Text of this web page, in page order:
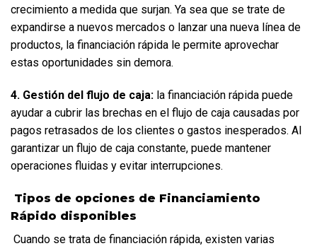
crecimiento a medida que surjan. Ya sea que se trate de
expandirse a nuevos mercados o lanzar una nueva línea de
productos, la financiación rápida le permite aprovechar
estas oportunidades sin demora.
4. Gestión del flujo de caja: la financiación rápida puede
ayudar a cubrir las brechas en el flujo de caja causadas por
pagos retrasados de los clientes o gastos inesperados. Al
garantizar un flujo de caja constante, puede mantener
operaciones fluidas y evitar interrupciones.
Rápido disponibles